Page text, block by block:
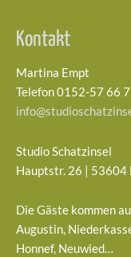
Kontakt
Martina Empt
Telefon 0152-57 66
Studio Schatzinsel
Hauptstr. 26 | 53604
Die Gäste kommen
Augustin,
Honnef, Neuwied…